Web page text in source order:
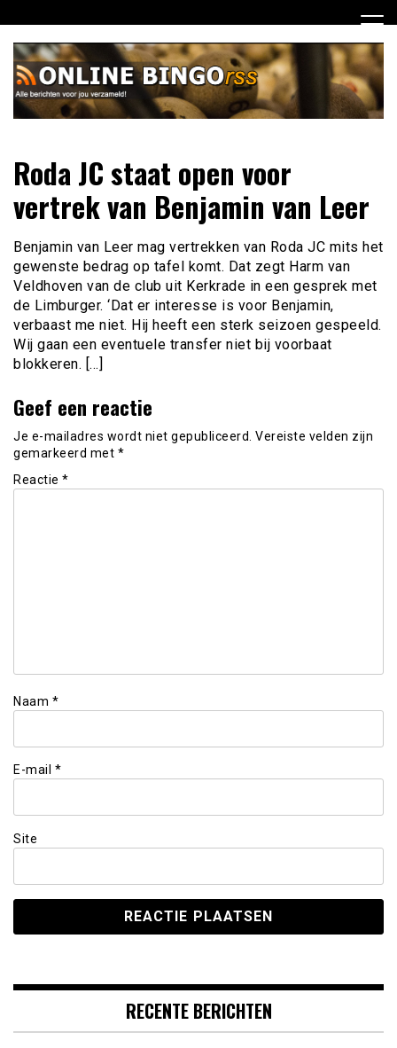
naar
inhoud
Online Bingo RSS
verzameld
Roda JC staat open voor
vertrek van Benjamin van Leer
Benjamin van Leer mag vertrekken van Roda JC mits het
gewenste bedrag op tafel komt. Dat zegt Harm van
Veldhoven van de club uit Kerkrade in een gesprek met
de Limburger. ‘Dat er interesse is voor Benjamin,
verbaast me niet. Hij heeft een sterk seizoen gespeeld.
Wij gaan een eventuele transfer niet bij voorbaat
blokkeren. […]
Geef een reactie
Je e-mailadres wordt niet gepubliceerd. Vereiste velden zijn
gemarkeerd met *
Reactie *
Naam *
E-mail *
Site
RECENTE BERICHTEN